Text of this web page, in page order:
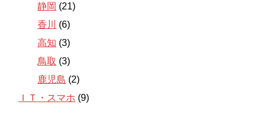
静岡 (21)
香川
(6)
高知 (3)
鳥取 (3)
鹿児島 (2)
ＩＴ・スマホ (9)